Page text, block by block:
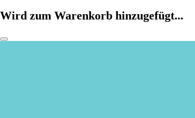
Wird zum Warenkorb hinzugefügt...